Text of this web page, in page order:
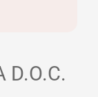
D.O.C.